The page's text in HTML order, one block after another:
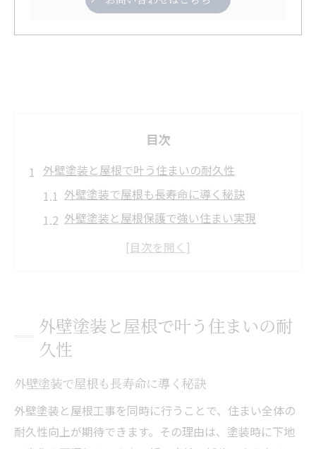
目次
外壁塗装と屋根で叶う住まいの耐久性
外壁塗装で屋根も長寿命に導く秘訣
外壁塗装と屋根保護で強い住まい実現
外壁塗装が耐久性向上に果たす役割
同時施工のメリットを吹田市で実感
外壁塗装と屋根同時施工の節約術
外壁塗装同時施工で工期短縮を実現
外壁塗装の費用対効果を高める方法
外壁塗装吹田市での一括施工の魅力
外壁塗装と屋根で叶う住まいの耐
久性
外壁塗装で屋根も長寿命に導く秘訣
外壁塗装と屋根工事を同時に行うことで、住まい全体の
耐久性向上が期待できます。その理由は、塗装時に下地